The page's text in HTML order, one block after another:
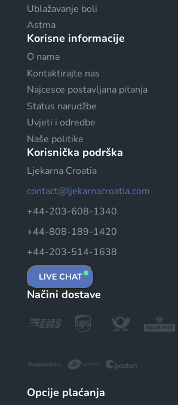
Ublažavanje boli
Astma
Korisne informacije
O nama
Kontaktirajte nas
Najcesce postavljana pitanja
Status narudžbe
Uvjeti i odredbe
Naše politike
Korisnička podrška
Ljekarna Croatia
contact@ljekarnacroatia.com
+44-203-608-1340
+44-808-189-1420
+44-203-514-1638
LIVE CHAT
Načini dostave
Opcije plaćanja